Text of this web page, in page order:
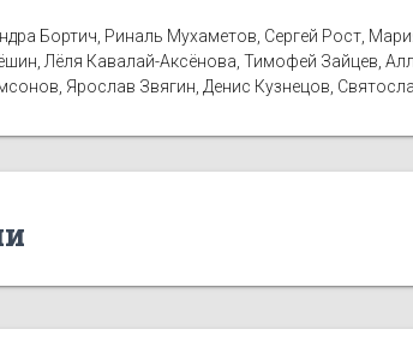
Бортич, Риналь Мухаметов, Сергей Рост,
Лёля Кавалай-Аксёнова, Тимофей Зайцев,
Ярослав Звягин, Денис Кузнецов,